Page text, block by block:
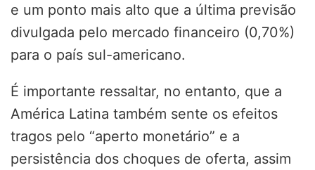
e um ponto mais alto que a última previsão
divulgada pelo mercado financeiro (0,70%)
para o país sul-americano.
É importante ressaltar, no entanto, que a
América Latina também sente os efeitos
tragos pelo “aperto monetário” e a
persistência dos choques de oferta, assim